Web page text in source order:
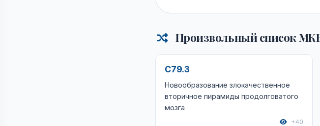
Произвольный список
C79.3
Новообразование злокачественное
вторичное пирамиды продолговатого
мозга
+40